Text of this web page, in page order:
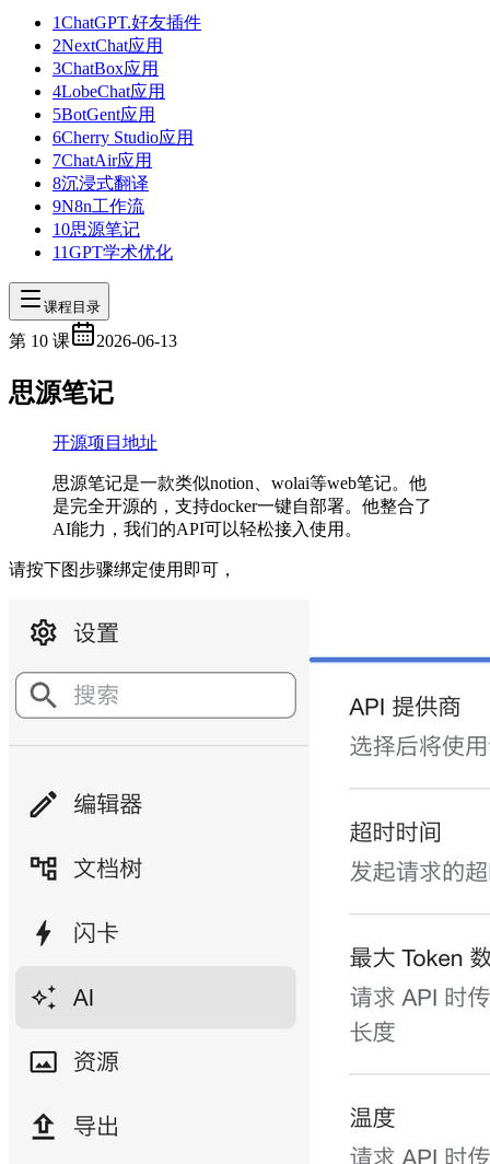
1ChatGPT.好友插件
2NextChat应用
3ChatBox应用
4LobeChat应用
5BotGent应用
6Cherry Studio应用
7ChatAir应用
8沉浸式翻译
9N8n工作流
10思源笔记
11GPT学术优化
课程目录
第 10 课 2026-06-13
思源笔记
开源项目地址
思源笔记是一款类似notion、wolai等web笔记。他
是完全开源的，支持docker一键自部署。他整合了
AI能力，我们的API可以轻松接入使用。
请按下图步骤绑定使用即可，